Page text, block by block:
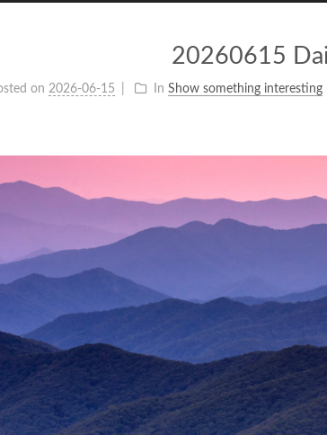
20260615
on 2026-06-15 In Show something interesting